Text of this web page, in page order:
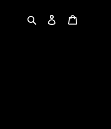
Zoeken Aanmelden